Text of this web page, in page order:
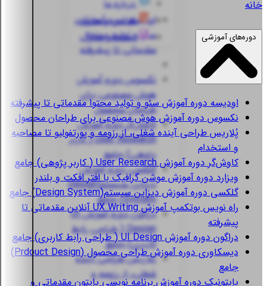
اودیسهدوره آموزش
سئو و تولید محتوا
مقدماتی تا پیشرفته
نکسوسدوره آموزش
هوش مصنوعی برای
طراحان محصول
کاوش‌گردوره آموزش
User Research ( کاربر
پژوهی) جامع
گلکسیدوره آموزش
دیزاین سیستم(Design
System) جامع
دراگون
دوره آموزش UI
Design ( طراحی رابط
کاربری) جامع
پُلاریسطراحی آینده
شغلی، از رزومه و
درباره ما
قوانین و مقررات
استعلام مدارک
خانه
دوره‌های آموزشی
اودیسهدوره آموزش سئو و تولید محتوا مقدماتی تا پیشرفته
نکسوسدوره آموزش هوش مصنوعی برای طراحان محصول
پُلاریسطراحی آینده شغلی، از رزومه و پورتفولیو تا مصاحبه
و استخدام
کاوش‌گردوره آموزش User Research ( کاربر پژوهی) جامع
ویزارددوره آموزش موشن گرافیک با افتر افکت و بلندر
گلکسیدوره آموزش دیزاین سیستم(Design System) جامع
راه نویس
بوتکمپ آموزش UX Writing آنلاین مقدماتی تا
پیشرفته
دراگوندوره آموزش UI Design ( طراحی رابط کاربری) جامع
دیسکاوری
دوره آموزش طراحی محصول (Prdouct Design)
جامع
پایتونیکدوره آموزش برنامه نویسی پایتون مقدماتی و